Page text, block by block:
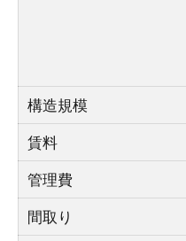
構造規模
賃料
管理費
間取り